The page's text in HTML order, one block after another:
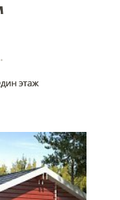
этаж